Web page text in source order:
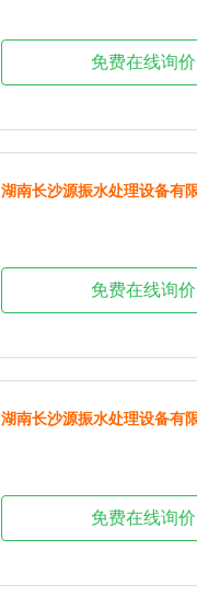
免费在线询价
湖南长沙源振水处理设备有
免费在线询价
湖南长沙源振水处理设备有
免费在线询价